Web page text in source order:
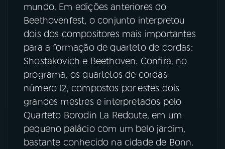
mundo. Em edições anteriores do
Beethovenfest, o conjunto interpretou
dois dos compositores mais importantes
para a formação de quarteto de cordas:
Shostakovich e Beethoven. Confira, no
programa, os quartetos de cordas
número 12, compostos por estes dois
grandes mestres e interpretados pelo
Quarteto Borodin La Redoute, em um
pequeno palácio com um belo jardim,
bastante conhecido na cidade de Bonn.